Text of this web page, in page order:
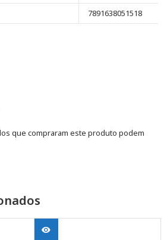
7891638051518
que compraram este produto podem